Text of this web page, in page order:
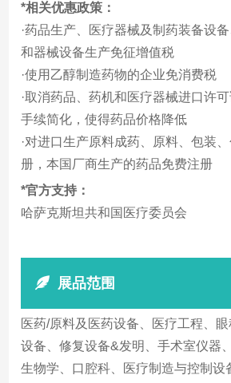
*相关优惠政策：
·药品生产、医疗器械及制药装备设
和器械设备生产免征增值税
·使用乙醇制造药物的企业免消费税
·取消药品、药机和医疗器械进口许
手续简化，使得药品价格降低
·对进口生产原料成药、原料、包装
册，本国厂商生产的药品免费注册
*官方支持：
哈萨克斯坦共和国医疗委员会
展品范围
医药/原料及医药设备、医疗工程、
设备、修复设备&发明、手术室仪器
生物学、口腔科、医疗制造与控制设